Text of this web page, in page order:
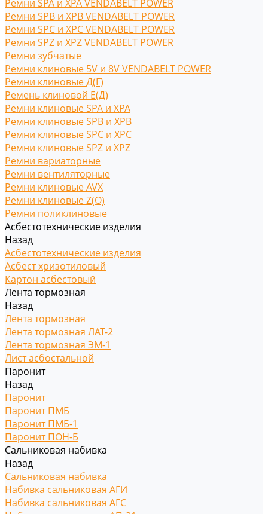
Ремни SPA и XPA VENDABELT POWER
Ремни SPB и XPB VENDABELT POWER
Ремни SPC и XPC VENDABELT POWER
Ремни SPZ и XPZ VENDABELT POWER
Ремни зубчатые
Ремни клиновые 5V и 8V VENDABELT POWER
Ремни клиновые Д(Г)
Ремень клиновой Е(Д)
Ремни клиновые SPA и XPA
Ремни клиновые SPB и XPB
Ремни клиновые SPC и XPC
Ремни клиновые SPZ и XPZ
Ремни вариаторные
Ремни вентиляторные
Ремни клиновые AVX
Ремни клиновые Z(O)
Ремни поликлиновые
Асбестотехнические изделия
Назад
Асбестотехнические изделия
Асбест хризотиловый
Картон асбестовый
Лента тормозная
Назад
Лента тормозная
Лента тормозная ЛАТ-2
Лента тормозная ЭМ-1
Лист асбостальной
Паронит
Назад
Паронит
Паронит ПМБ
Паронит ПМБ-1
Паронит ПОН-Б
Сальниковая набивка
Назад
Сальниковая набивка
Набивка сальниковая АГИ
Набивка сальниковая АГС